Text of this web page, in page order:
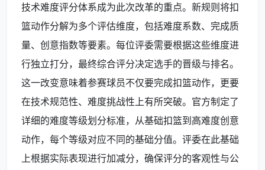
技术难度评分体系成为此次改革的重点。新规则将扣
篮动作分解为多个评估维度，包括难度系数、完成质
量、创意指数等要素。每位评委需要根据这些维度进
行独立打分，最终综合评分决定选手的晋级与排名。
这一改变意味着参赛球员不仅要完成扣篮动作，更要
在技术规范性、难度挑战性上有所突破。官方制定了
详细的难度等级划分标准，从基础扣篮到高难度创意
动作，每个等级对应不同的基础分值。评委在此基础
上根据实际表现进行加减分，确保评分的客观性与公